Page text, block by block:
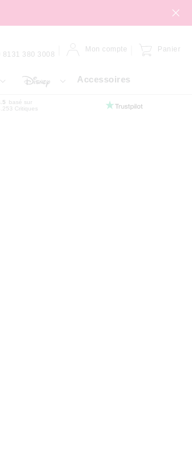
8131 380 3008
Mon compte Panier
Accessoires
basé sur
Critiques